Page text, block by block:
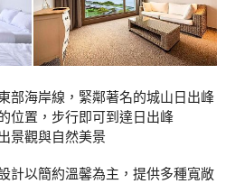
部海岸線，緊鄰著名的城山日出峰
位置，步行即可到達日出峰
景觀與自然美景
計以簡約溫馨為主，提供多種寬敞